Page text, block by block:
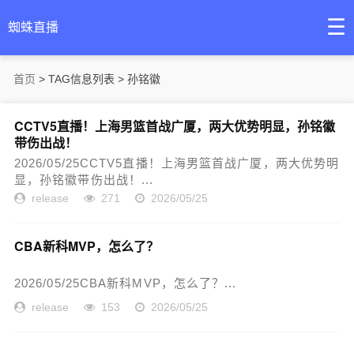
蜘蛛直播 ☰
首页 > TAG信息列表 > 孙铭徽
CCTV5直播！上海男篮首战广厦，两大优势明显，孙铭徽
带伤出战！
2026/05/25CCTV5直播！上海男篮首战广厦，两大优势明
显，孙铭徽带伤出战！...
release 271 2026/05/25
CBA新科MVP，怎么了？
2026/05/25CBA新科MVP，怎么了？...
release 153 2026/05/25